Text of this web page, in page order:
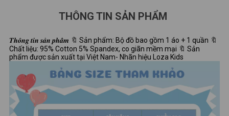
THÔNG TIN SẢN PHẨM
𝑻𝒉𝒐̂𝒏𝒈 𝒕𝒊𝒏 𝒔𝒂̉𝒏 𝒑𝒉𝒂̂̉𝒎 🔖 Sản phẩm: Bộ đồ bao gồm 1 áo + 1 quần 🔖
Chất liệu: 95% Cotton 5% Spandex, co giãn mềm mại 🔖 Sản
phẩm được sản xuất tại Việt Nam- Nhãn hiệu Loza Kids